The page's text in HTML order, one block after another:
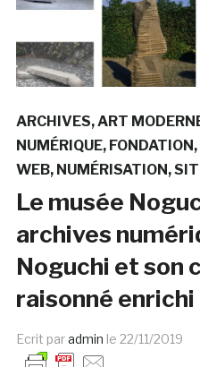
ARCHIVES ART
NUMÉRIQUE FONDATION
WEB NUMÉRISATION
Le musée
archives
Noguchi et son
raisonné enrichi
Ecrit paradmin le 22/11/2019